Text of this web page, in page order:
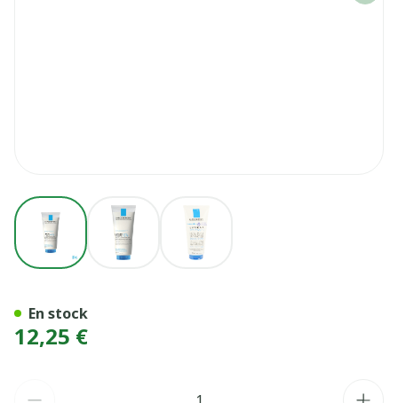
View larger imageView larger imageView larger image
12,25 €
En stock